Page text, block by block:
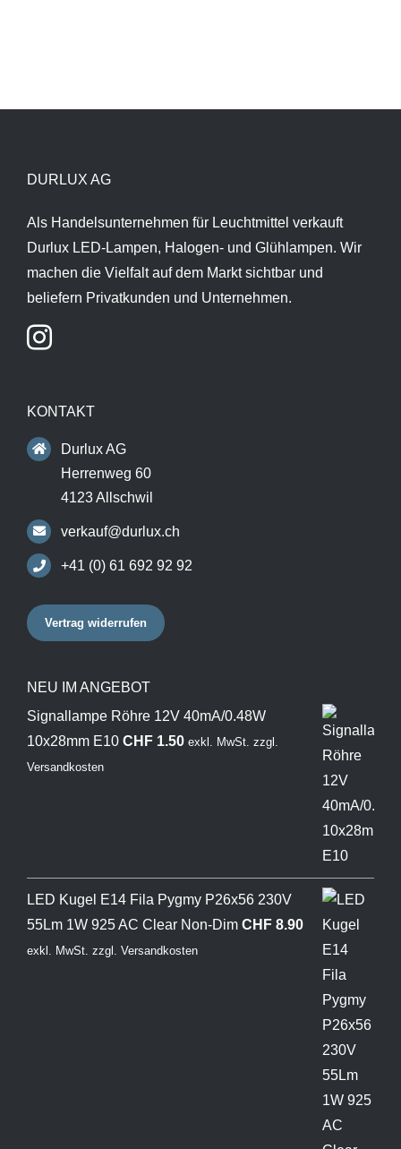
DURLUX AG
Als Handelsunternehmen für Leuchtmittel verkauft
Durlux LED-Lampen, Halogen- und Glühlampen. Wir
machen die Vielfalt auf dem Markt sichtbar und
beliefern Privatkunden und Unternehmen.
KONTAKT
Durlux AG
Herrenweg 60
4123 Allschwil
verkauf@durlux.ch
+41 (0) 61 692 92 92
Vertrag widerrufen
NEU IM ANGEBOT
Signallampe Röhre 12V 40mA/0.48W
10x28mm E10 CHF1.50 exkl. MwSt. zzgl.
Versandkosten
LED Kugel E14 Fila Pygmy P26x56 230V
55Lm 1W 925 AC Clear Non-Dim CHF8.90
exkl. MwSt. zzgl. Versandkosten